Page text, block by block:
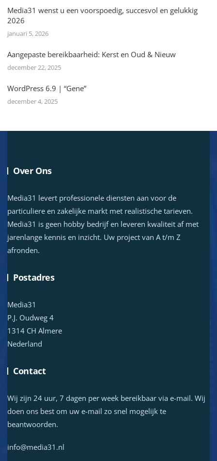
Media31 wenst u een voorspoedig, succesvol en gelukkig
2026
januari 5, 2026
Aangepaste bereikbaarheid: Kerst en Oud & Nieuw
december 22, 2025
WordPress 6.9 | “Gene”
december 4, 2025
Over Ons
Media31 levert professionele diensten aan voor de
particuliere en zakelijke markt met realistische tarieven.
Media31 is geen hobby bedrijf en leveren kwaliteit af met
jarenlange kennis en inzicht. Uw project van A t/m Z
afronden.
Postadres
Media31
P.J. Oudweg 4
1314 CH Almere
Nederland
Contact
Wij zijn 24 uur, 7 dagen per week bereikbaar via e-mail. Wij
doen ons best om uw e-mail zo snel mogelijk te
beantwoorden.
info@media31.nl